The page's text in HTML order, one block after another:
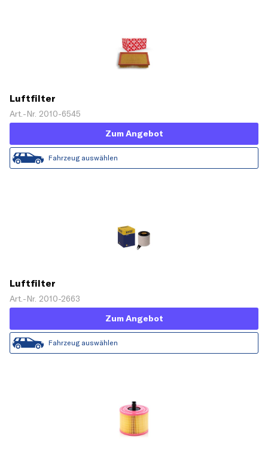
Luftfilter
Art.-Nr. 2010-6545
Zum Angebot
Fahrzeug auswählen
Luftfilter
Art.-Nr. 2010-2663
Zum Angebot
Fahrzeug auswählen